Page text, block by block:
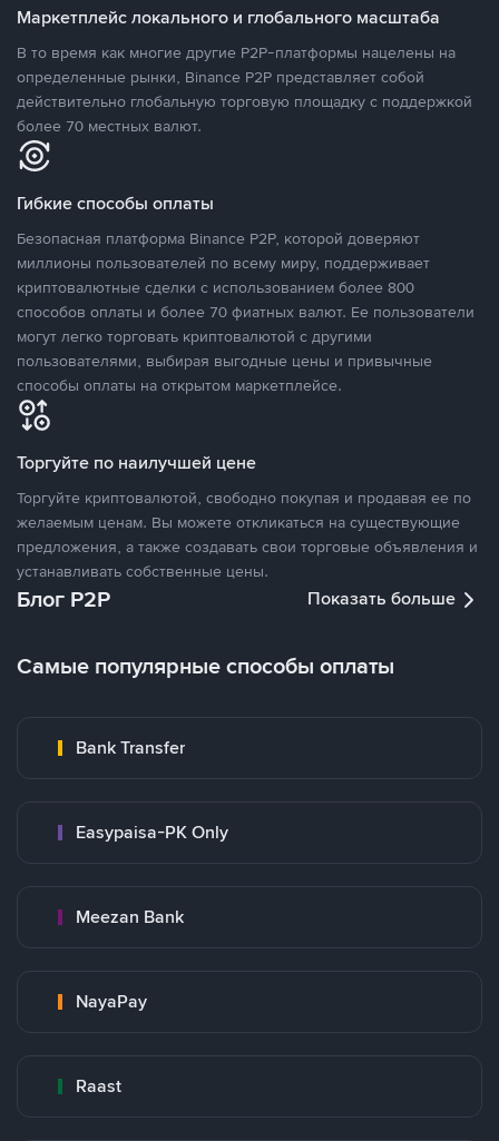
Маркетплейс локального и глобального масштаба
В то время как многие другие P2P-платформы нацелены на
определенные рынки, Binance P2P представляет собой
действительно глобальную торговую площадку с поддержкой
более 70 местных валют.
Гибкие способы оплаты
Безопасная платформа Binance P2P, которой доверяют
миллионы пользователей по всему миру, поддерживает
криптовалютные сделки с использованием более 800
способов оплаты и более 70 фиатных валют. Ее пользователи
могут легко торговать криптовалютой с другими
пользователями, выбирая выгодные цены и привычные
способы оплаты на открытом маркетплейсе.
Торгуйте по наилучшей цене
Торгуйте криптовалютой, свободно покупая и продавая ее по
желаемым ценам. Вы можете откликаться на существующие
предложения, а также создавать свои торговые объявления и
устанавливать собственные цены.
Блог P2P Показать больше
Самые популярные способы оплаты
Bank Transfer
Easypaisa-PK Only
Meezan Bank
NayaPay
Raast